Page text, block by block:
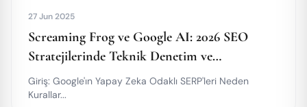
27 Jun 2025
Screaming Frog ve Google AI: 2026 SEO
Stratejilerinde Teknik Denetim ve
Optimizasyon
Giriş: Google'ın Yapay Zeka Odaklı SERP'leri Neden
Kurallar...